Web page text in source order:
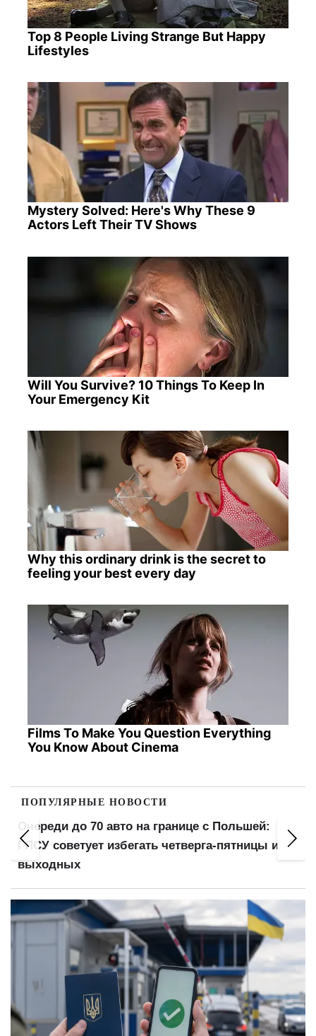
Top 8 People Living Strange But Happy
Lifestyles
Mystery Solved: Here's Why These 9
Actors Left Their TV Shows
Will You Survive? 10 Things To Keep In
Your Emergency Kit
Why this ordinary drink is the secret to
feeling your best every day
Films To Make You Question Everything
You Know About Cinema
ПОПУЛЯРНЫЕ НОВОСТИ
Очереди до 70 авто на границе с Польшей:
ГПСУ советует избегать четверга-пятницы и
выходных